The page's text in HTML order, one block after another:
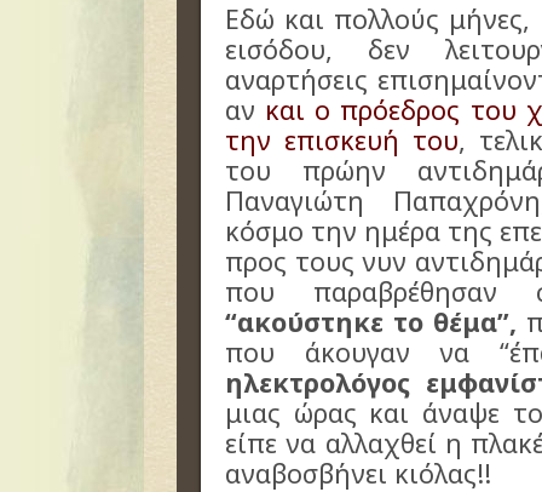
Εδώ και πολλούς
εισόδου, δεν
αναρτήσεις
αν και ο πρόεδρος του
την επισκευή του,
του πρώην
Παναγιώτη
κόσμο την ημέρα της
προς τους νυν
που
“ακούστηκε το θέμα”,
που άκουγαν να
ηλεκτρολόγος
μιας ώρας και άναψε
είπε να αλλαχθεί η
αναβοσβήνει κιόλας!!